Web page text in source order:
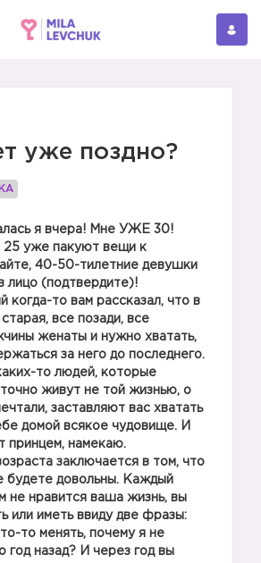
уже поздно?
я вчера! Мне УЖЕ 30!
25 уже пакуют вещи к
40-50-тилетние девушки
лицо (подтвердите)!
когда-то вам рассказал, что в
все позади, все
женаты и нужно хватать,
за него до последнего.
то людей, которые
живут не той жизнью, о
заставляют вас хватать
домой всякое чудовище. И
принцем, намекаю.
заключается в том, что
будете довольны. Каждый
не нравится ваша жизнь, вы
или иметь ввиду две фразы:
то менять, почему я не
год назад? И через год вы